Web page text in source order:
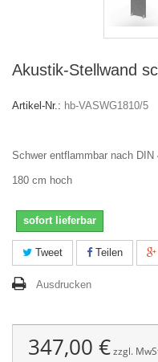
Akustik-Stellwand
Artikel-Nr.: hb-VASWG1810/5
Schwer entflammbar nach DIN
180 cm hoch
sofort lieferbar
Tweet Teilen
Ausdrucken
347,00 €zzgl.